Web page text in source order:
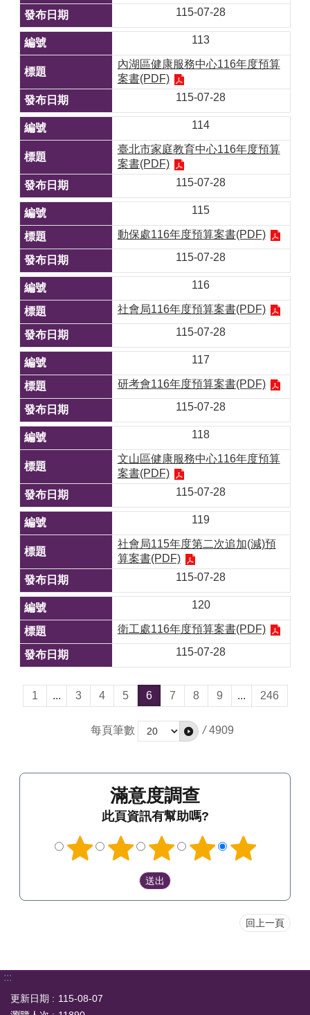
115-07-28
113
內湖區健康服務中心116年度預算
案書(PDF)
115-07-28
114
臺北市家庭教育中心116年度預算
案書(PDF)
115-07-28
115
動保處116年度預算案書(PDF)
115-07-28
116
社會局116年度預算案書(PDF)
115-07-28
117
研考會116年度預算案書(PDF)
115-07-28
118
文山區健康服務中心116年度預算
案書(PDF)
115-07-28
119
社會局115年度第二次追加(減)預
算案書(PDF)
115-07-28
120
衛工處116年度預算案書(PDF)
115-07-28
1 ... 3 4 5 6 7 8 9 ... 246
每頁筆數 / 4909
滿意度調查
此頁資訊有幫助嗎?
回上一頁
:::
更新日期
115-08-07